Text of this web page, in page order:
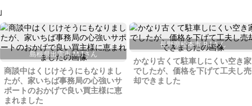
島根県出雲市 M.Iさん
商談中はくじけそうにもなりまし
たが、家いちば事務局の心強いサ
ポートのおかげで良い買主様に恵
まれました
長野県松本市 R.Iさん
かなり古くて駐車しにくい空き家
でしたが、価格を下げて工夫し売
却できました